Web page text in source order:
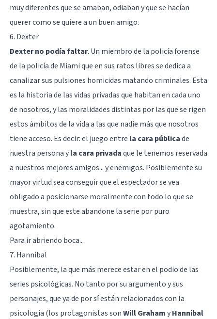
muy diferentes que se amaban, odiaban y que se hacían
querer como se quiere a un buen amigo.
6. Dexter
Dexter no podía faltar. Un miembro de la policía forense
de la policía de Miami que en sus ratos libres se dedica a
canalizar sus pulsiones homicidas matando criminales. Esta
es la historia de las vidas privadas que habitan en cada uno
de nosotros, y las moralidades distintas por las que se rigen
estos ámbitos de la vida a las que nadie más que nosotros
tiene acceso. Es decir: el juego entre la cara públicade
nuestra persona yla cara privadaque le tenemos reservada
a nuestros mejores amigos... y enemigos. Posiblemente su
mayor virtud sea conseguir que el espectador se vea
obligado a posicionarse moralmente con todo lo que se
muestra, sin que este abandone la serie por puro
agotamiento.
Para ir abriendo boca...
7. Hannibal
Posiblemente, la que más merece estar en el podio de las
series psicológicas. No tanto por su argumento y sus
personajes, que ya de por sí están relacionados con la
psicología (los protagonistas sonWill GrahamyHannibal